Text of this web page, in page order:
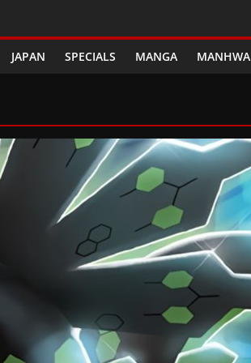
JAPAN SPECIALS MANGA MANHWA